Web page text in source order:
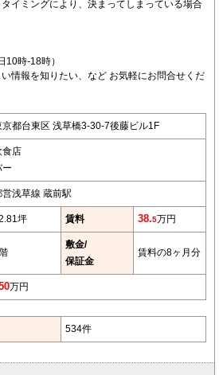
イミングにより、決まってしまっている場合
時-18時）
情報を知りたい、など お気軽にお問合せくだ
京都台東区 浅草橋3-30-7後藤ビル1F
食店
ー
営浅草線 蔵前駅
坪 賃料 38.5万円
敷金/
保証金
賃料の8ヶ月分
万円
534件